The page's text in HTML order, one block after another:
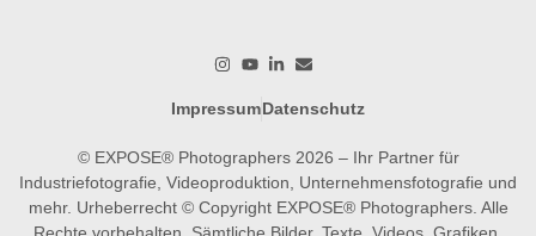
ImpressumDatenschutz
© EXPOSE® Photographers 2026 – Ihr Partner für
Industriefotografie, Videoproduktion, Unternehmensfotografie und
mehr. Urheberrecht © Copyright EXPOSE® Photographers. Alle